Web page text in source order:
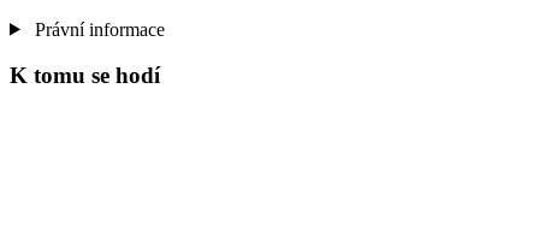
Právní informace
K tomu se hodí